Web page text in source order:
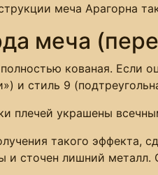
меча Арагорна
меча
кованая. Если
и стиль 9
плечей украшены
такого эффекта,
и сточен лишний металл.